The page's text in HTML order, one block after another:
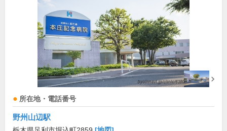
所在地・電話番号
野州山辺駅